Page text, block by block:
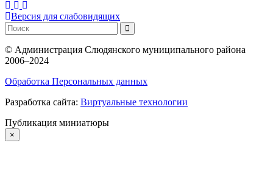
Версия для слабовидящих
© Администрация Слюдянского муниципального района
2006–2024
Обработка Персональных данных
Разработка сайта: Виртуальные технологии
Публикация миниатюры
×